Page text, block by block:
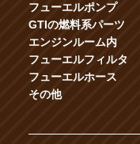
フューエルポンプ
GTIの燃料系パーツ
エンジンルーム内
フューエルフィルタ
フューエルホース
その他